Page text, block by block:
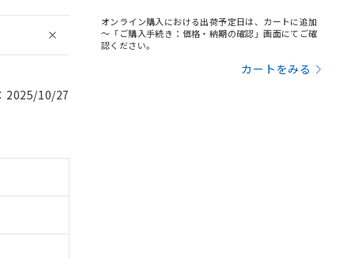
2025/10/27
オンライン購入における出荷予定日は、カートに追加
～「ご購入手続き：価格・納期の確認」画面にてご確
認ください。
カートをみる